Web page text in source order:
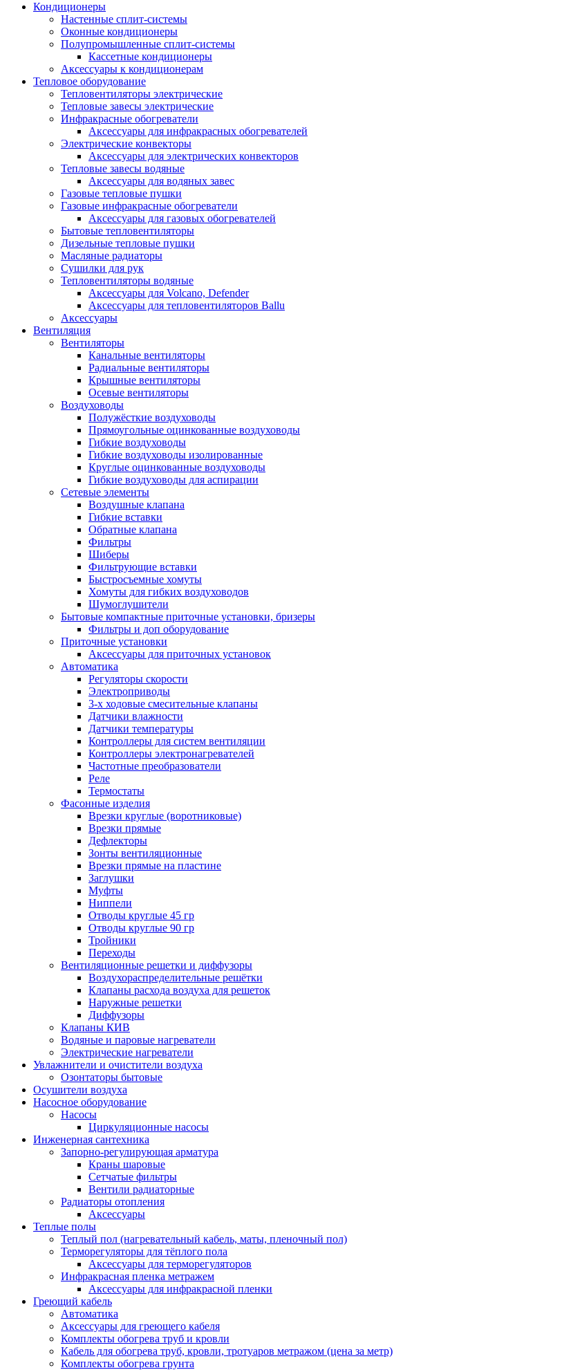
Кондиционеры
Настенные сплит-системы
Оконные кондиционеры
Полупромышленные сплит-системы
Кассетные кондиционеры
Аксессуары к кондиционерам
Тепловое оборудование
Тепловентиляторы электрические
Тепловые завесы электрические
Инфракрасные обогреватели
Аксессуары для инфракрасных обогревателей
Электрические конвекторы
Аксессуары для электрических конвекторов
Тепловые завесы водяные
Аксессуары для водяных завес
Газовые тепловые пушки
Газовые инфракрасные обогреватели
Аксессуары для газовых обогревателей
Бытовые тепловентиляторы
Дизельные тепловые пушки
Масляные радиаторы
Сушилки для рук
Тепловентиляторы водяные
Аксессуары для Volcano, Defender
Аксессуары для тепловентиляторов Ballu
Аксессуары
Вентиляция
Вентиляторы
Канальные вентиляторы
Радиальные вентиляторы
Крышные вентиляторы
Осевые вентиляторы
Воздуховоды
Полужёсткие воздуховоды
Прямоугольные оцинкованные воздуховоды
Гибкие воздуховоды
Гибкие воздуховоды изолированные
Круглые оцинкованные воздуховоды
Гибкие воздуховоды для аспирации
Сетевые элементы
Воздушные клапана
Гибкие вставки
Обратные клапана
Фильтры
Шиберы
Фильтрующие вставки
Быстросъемные хомуты
Хомуты для гибких воздуховодов
Шумоглушители
Бытовые компактные приточные установки, бризеры
Фильтры и доп оборудование
Приточные установки
Аксессуары для приточных установок
Автоматика
Регуляторы скорости
Электроприводы
3-х ходовые смесительные клапаны
Датчики влажности
Датчики температуры
Контроллеры для систем вентиляции
Контроллеры электронагревателей
Частотные преобразователи
Реле
Термостаты
Фасонные изделия
Врезки круглые (воротниковые)
Врезки прямые
Дефлекторы
Зонты вентиляционные
Врезки прямые на пластине
Заглушки
Муфты
Ниппели
Отводы круглые 45 гр
Отводы круглые 90 гр
Тройники
Переходы
Вентиляционные решетки и диффузоры
Воздухораспределительные решётки
Клапаны расхода воздуха для решеток
Наружные решетки
Диффузоры
Клапаны КИВ
Водяные и паровые нагреватели
Электрические нагреватели
Увлажнители и очистители воздуха
Озонтаторы бытовые
Осушители воздуха
Насосное оборудование
Насосы
Циркуляционные насосы
Инженерная сантехника
Запорно-регулирующая арматура
Краны шаровые
Сетчатые фильтры
Вентили радиаторные
Радиаторы отопления
Аксессуары
Теплые полы
Теплый пол (нагревательный кабель, маты, пленочный пол)
Терморегуляторы для тёплого пола
Аксессуары для терморегуляторов
Инфракрасная пленка метражем
Аксессуары для инфракрасной пленки
Греющий кабель
Автоматика
Аксессуары для греющего кабеля
Комплекты обогрева труб и кровли
Кабель для обогрева труб, кровли, тротуаров метражом (цена за метр)
Комплекты обогрева грунта